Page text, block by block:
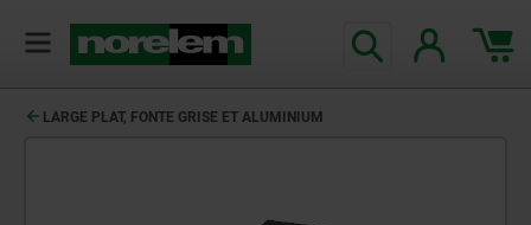
LARGE PLAT, FONTE GRISE ET ALUMINIUM